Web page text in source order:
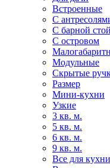
Встроенные
С
С барной
С островом
Модульные
Скрытые
Размер
Мини-кухни
Узкие
3 кв. м.
5 кв. м.
6 кв. м.
9 кв. м.
Все для кухни